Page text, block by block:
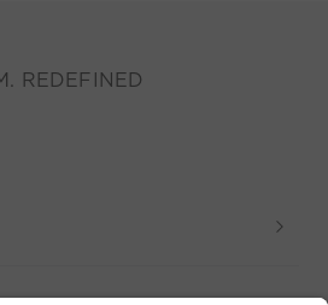
REDEFINED